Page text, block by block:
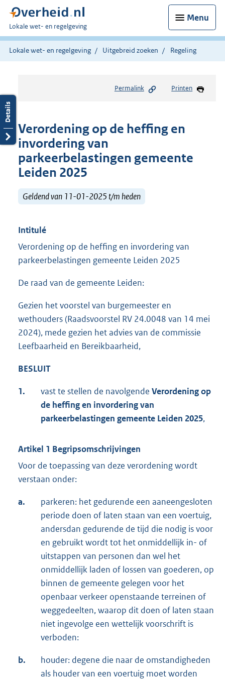
Menu
U
bent
hier:
Lokale wet- en regelgeving
Lokale wet- en regelgeving Uitgebreid zoeken Regeling
Permalink Printen
Verordening op de heffing en
invordering van
parkeerbelastingen gemeente
Leiden 2025
Geldend van 11-01-2025 t/m heden
Intitulé
Verordening op de heffing en invordering van
parkeerbelastingen gemeente Leiden 2025
De raad van de gemeente Leiden:
Gezien het voorstel van burgemeester en
wethouders (Raadsvoorstel RV 24.0048 van 14 mei
2024), mede gezien het advies van de commissie
Leefbaarheid en Bereikbaarheid,
BESLUIT
1. vast te stellen de navolgende Verordening op
de heffing en invordering van
parkeerbelastingen gemeente Leiden 2025,
Artikel 1 Begripsomschrijvingen
Voor de toepassing van deze verordening wordt
verstaan onder:
a.
parkeren: het gedurende een aaneengesloten
periode doen of laten staan van een voertuig,
andersdan gedurende de tijd die nodig is voor
en gebruikt wordt tot het onmiddellijk in- of
uitstappen van personen dan wel het
onmiddellijk laden of lossen van goederen, op
binnen de gemeente gelegen voor het
openbaar verkeer openstaande terreinen of
weggedeelten, waarop dit doen of laten staan
niet ingevolge een wettelijk voorschrift is
verboden:
b.
houder: degene die naar de omstandigheden
als houder van een voertuig moet worden